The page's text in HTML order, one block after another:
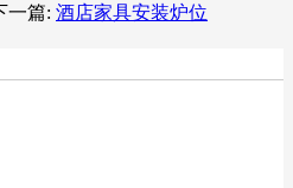
一篇: 酒店家具安装炉位